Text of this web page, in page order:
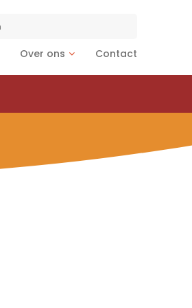
Over ons Contact